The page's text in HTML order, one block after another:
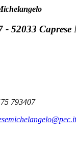
- 52033 Caprese
793407